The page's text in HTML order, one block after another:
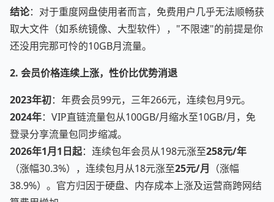
结论：对于重度网盘使用者而言，免费用户几乎无法顺畅获
取大文件（如系统镜像、大型软件），"不限速"的前提是你
还没用完那可怜的10GB月流量。
2. 会员价格连续上涨，性价比优势消退
2023年初：年费会员99元，三年266元，连续包月9元。
2024年：VIP直链流量包从100GB/月缩水至10GB/月，免
登录分享流量包同步缩减。
2026年1月1日起：连续包年会员从198元涨至258元/年
（涨幅30.3%），连续包月从18元涨至25元/月 （涨幅
38.9%）。官方归因于硬盘、内存成本上涨及运营商跨网结